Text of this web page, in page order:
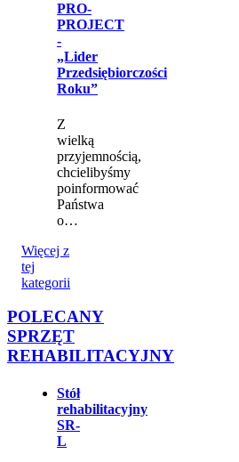
PRO-
PROJECT
-
„Lider
Przedsiębiorczości
Roku”
Z
wielką
przyjemnością,
chcielibyśmy
poinformować
Państwa
o…
Więcej z
tej
kategorii
POLECANY
SPRZĘT
REHABILITACYJNY
Stół
rehabilitacyjny
SR-
L